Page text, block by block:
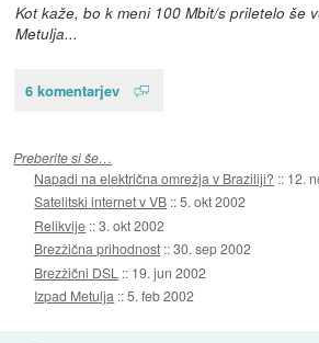
Kot kaže, bo k meni 100 Mbit/s priletelo še
Metulja...
6 komentarjev
Preberite si še…
Napadi na električna omrežja v Braziliji? :: 12.
Satelitski internet v VB ::5. okt 2002
Relikvije ::3. okt 2002
Brezžična prihodnost ::30. sep 2002
Brezžični DSL :: 19. jun 2002
Izpad Metulja ::5. feb 2002